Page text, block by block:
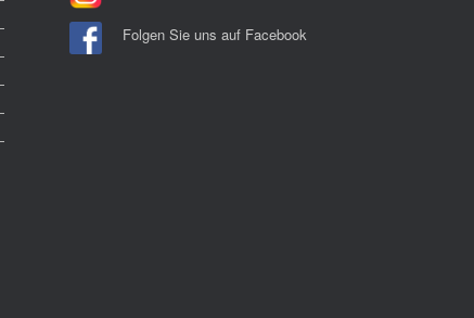
Folgen Sie uns auf Facebook